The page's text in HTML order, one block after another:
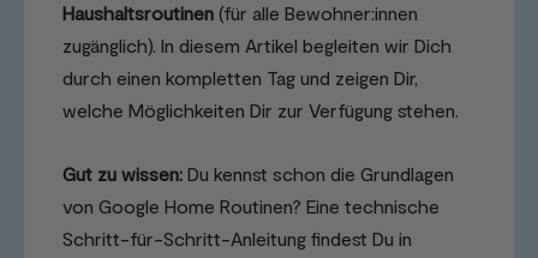
Haushaltsroutinen (für alle Bewohner:innen
zugänglich). In diesem Artikel begleiten wir Dich
durch einen kompletten Tag und zeigen Dir,
welche Möglichkeiten Dir zur Verfügung stehen.
Gut zu wissen: Du kennst schon die Grundlagen
von Google Home Routinen? Eine technische
Schritt-für-Schritt-Anleitung findest Du in